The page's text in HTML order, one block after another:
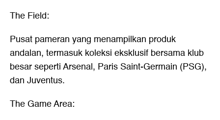
The Field:
Pusat pameran yang menampilkan produk
andalan, termasuk koleksi eksklusif bersama klub
besar seperti Arsenal, Paris Saint-Germain (PSG),
dan Juventus.
The Game Area: